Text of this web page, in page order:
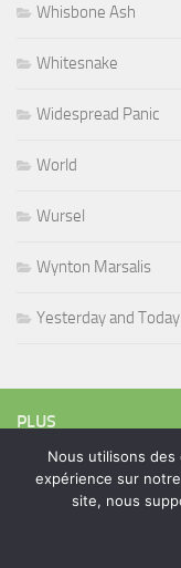
Whisbone Ash
Whitesnake
Widespread Panic
World
Wursel
Wynton Marsalis
Yesterday and Today
PLUS
Rechercher :
Nous utilisons des
expérience sur
site, nous